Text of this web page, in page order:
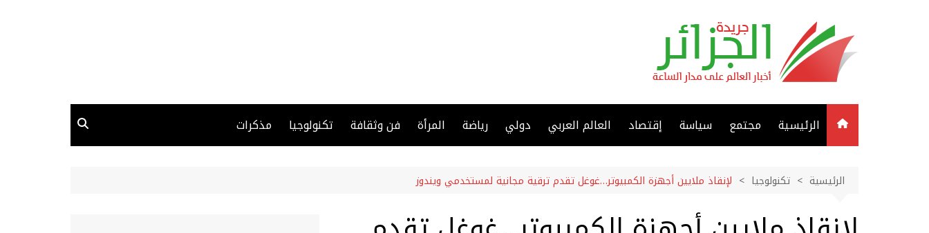
الرئيسية مجتمع سياسة إقتصاد العالم العربي دولي رياضة المرأة فن وثقافة تكنولوجيا مذكرات
الرئيسية تكنولوجيا لإنقاذ ملايين أجهزة الكمبيوتر…غوغل تقدم ترقية مجانية لمستخدمي ويندوز